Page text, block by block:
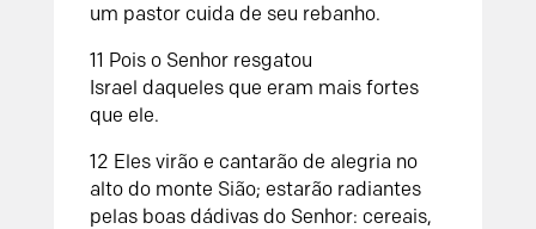
um pastor cuida de seu rebanho.
11 Pois o Senhorresgatou
Israel daqueles que eram mais fortes
que ele.
12 Eles virão e cantarão de alegria no
alto do monte Sião; estarão radiantes
pelas boas dádivas do Senhor: cereais,